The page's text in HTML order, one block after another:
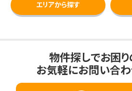
エリアから探す
物件探しでお困り
お気軽にお問い合